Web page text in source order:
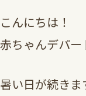
こんにちは！
赤ちゃんデパー
暑い日が続きま